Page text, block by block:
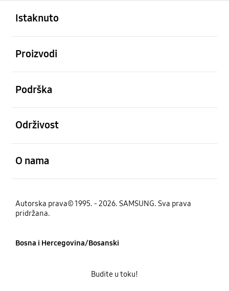
Istaknuto
Proizvodi
Podrška
Održivost
O nama
Autorska prava© 1995. - 2026. SAMSUNG. Sva prava
pridržana.
Bosna i Hercegovina/Bosanski
Budite u toku!